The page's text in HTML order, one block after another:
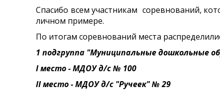
Спасибо всем участникам соревнований,
личном примере.
По итогам соревнований места
1 подгруппа "Муниципальные дошкольные
I место - МДОУ д/с № 100
II место - МДОУ д/с "Ручеек" № 29